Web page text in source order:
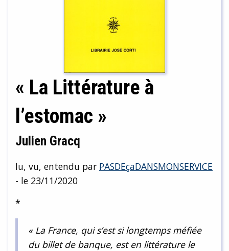
« La Littérature à
l’estomac »
Julien Gracq
lu, vu, entendu par PASDEçaDANSMONSERVICE
- le 23/11/2020
*
« La France, qui s’est si longtemps méfiée
du billet de banque, est en littérature le